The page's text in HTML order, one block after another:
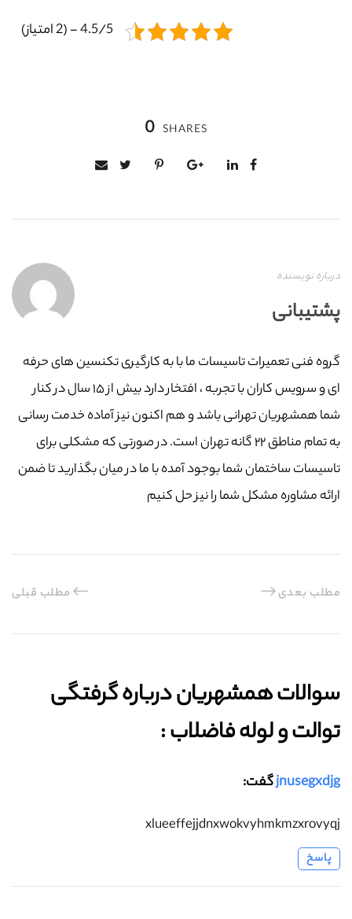
4.5/5 - (2 امتیاز)
0 SHARES
درباره نویسنده
پشتیبانی
گروه فنی تعمیرات تاسیسات ما با به‌ کارگیری تکنسین های حرفه
ای و سرویس کاران با تجربه ، افتخار دارد بیش از ۱۵ سال در کنار
شما همشهریان تهرانی باشد و هم اکنون نیز آماده خدمت رسانی
به تمام مناطق ۲۲ گانه تهران است. در صورتی که مشکلی برای
تاسیسات ساختمان شما بوجود آمده با ما در میان بگذارید تا ضمن
ارائه مشاوره مشکل شما را نیز حل کنیم
مطلب قبلی مطلب بعدی
سوالات همشهریان درباره گرفتگی
توالت و لوله فاضلاب :‌
jnusegxdjgگفت:
xlueeffejjdnxwokvyhmkmzxrovyqj
پاسخ